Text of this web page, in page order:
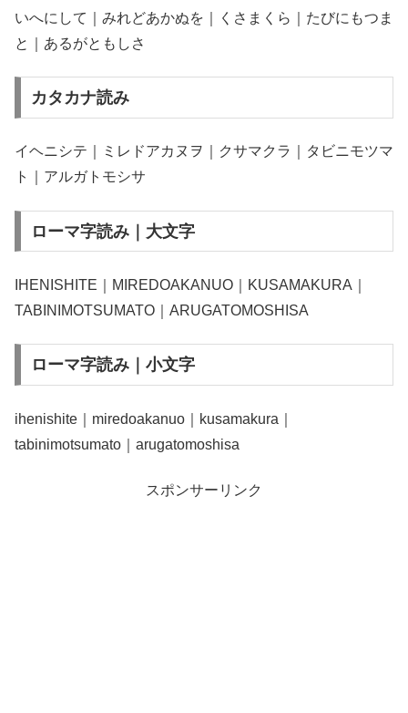
いへにして｜みれどあかぬを｜くさまくら｜たびにもつま
と｜あるがともしさ
カタカナ読み
イヘニシテ｜ミレドアカヌヲ｜クサマクラ｜タビニモツマ
ト｜アルガトモシサ
ローマ字読み｜大文字
IHENISHITE｜MIREDOAKANUO｜KUSAMAKURA｜
TABINIMOTSUMATO｜ARUGATOMOSHISA
ローマ字読み｜小文字
ihenishite｜miredoakanuo｜kusamakura｜
tabinimotsumato｜arugatomoshisa
スポンサーリンク